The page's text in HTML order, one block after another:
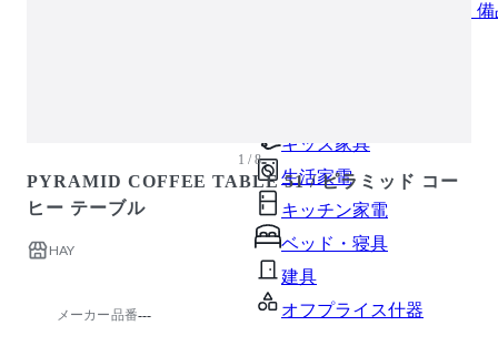
オフィスアクセサリー・
キッズ家具
生活家電
キッチン家電
ベッド・寝具
建具
オフプライス什器
1 / 8
PYRAMID COFFEE TABLE 51 / ピラミッド コー
ヒー テーブル
HAY
メーカー品番---